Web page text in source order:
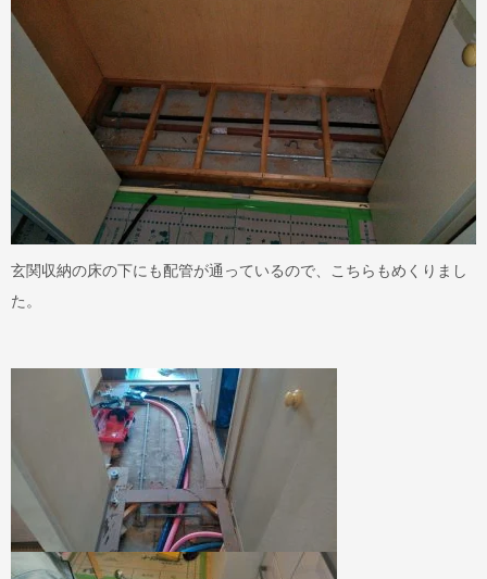
玄関収納の床の下にも配管が通っているので、こちらもめくりまし
た。